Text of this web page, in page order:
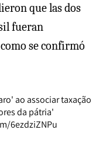
que las dos
fueran
se confirmó
ao associar taxação
da pátria'
6ezdziZNPu